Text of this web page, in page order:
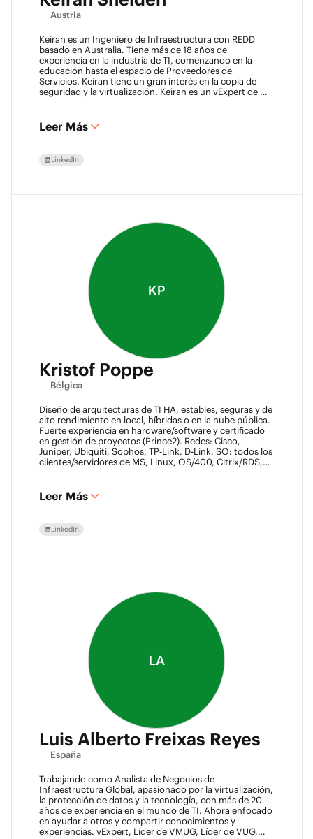
Austria
Keiran es un Ingeniero de Infraestructura con REDD
basado en Australia. Tiene más de 18 años de
experiencia en la industria de TI, comenzando en la
educación hasta el espacio de Proveedores de
Servicios. Keiran tiene un gran interés en la copia de
seguridad y la virtualización. Keiran es un vExpert de 11
Leer Más
LinkedIn
KP
Kristof Poppe
Bélgica
Diseño de arquitecturas de TI HA, estables, seguras y de
alto rendimiento en local, híbridas o en la nube pública.
Fuerte experiencia en hardware/software y certificado
en gestión de proyectos (Prince2). Redes: Cisco,
Juniper, Ubiquiti, Sophos, TP-Link, D-Link. SO: todos los
clientes/servidores de MS, Linux, OS/400, Citrix/RDS,
años). Certificado Datacore, Veeam VMCE/VMCA (más
de 15 años), ITIL & Prince2. M365, Intune & Entra, MS-
ESET, Sophos, McAfee, TrendMicro, Crowdstrike, CA,
Veeam. Programación: VB6, LabView, Ensamblador
Leer Más
LinkedIn
LA
Luis Alberto Freixas Reyes
España
Trabajando como Analista de Negocios de
Infraestructura Global, apasionado por la virtualización,
la protección de datos y la tecnología, con más de 20
años de experiencia en el mundo de TI. Ahora enfocado
en ayudar a otros y compartir conocimientos y
experiencias. vExpert, Líder de VMUG, Líder de VUG,